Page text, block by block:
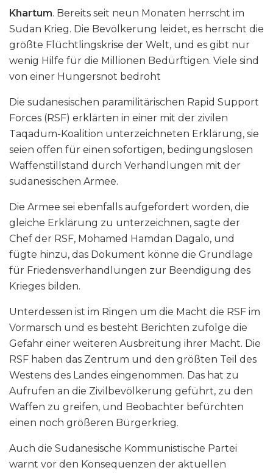
Khartum. Bereits seit neun Monaten herrscht im
Sudan Krieg. Die Bevölkerung leidet, es herrscht die
größte Flüchtlingskrise der Welt, und es gibt nur
wenig Hilfe für die Millionen Bedürftigen. Viele sind
von einer Hungersnot bedroht
Die sudanesischen paramilitärischen Rapid Support
Forces (RSF) erklärten in einer mit der zivilen
Taqadum-Koalition unterzeichneten Erklärung, sie
seien offen für einen sofortigen, bedingungslosen
Waffenstillstand durch Verhandlungen mit der
sudanesischen Armee.
Die Armee sei ebenfalls aufgefordert worden, die
gleiche Erklärung zu unterzeichnen, sagte der
Chef der RSF, Mohamed Hamdan Dagalo, und
fügte hinzu, das Dokument könne die Grundlage
für Friedensverhandlungen zur Beendigung des
Krieges bilden.
Unterdessen ist im Ringen um die Macht die RSF im
Vormarsch und es besteht Berichten zufolge die
Gefahr einer weiteren Ausbreitung ihrer Macht. Die
RSF haben das Zentrum und den größten Teil des
Westens des Landes eingenommen. Das hat zu
Aufrufen an die Zivilbevölkerung geführt, zu den
Waffen zu greifen, und Beobachter befürchten
einen noch größeren Bürgerkrieg.
Auch die Sudanesische Kommunistische Partei
warnt vor den Konsequenzen der aktuellen